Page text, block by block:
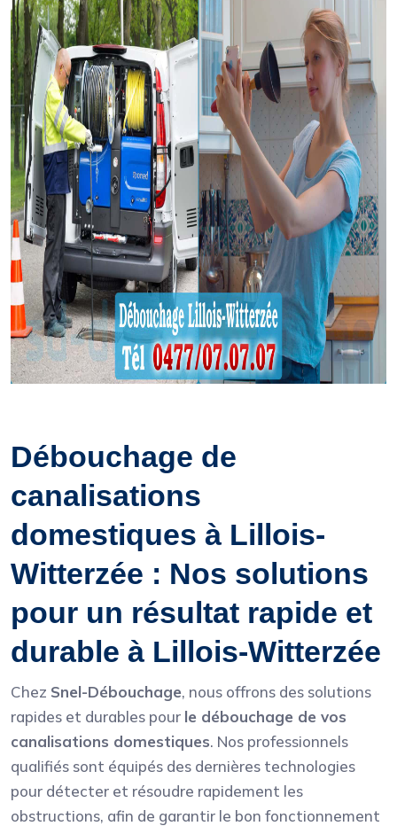
Débouchage de
canalisations
domestiques à Lillois-
Witterzée : Nos solutions
pour un résultat rapide et
durable à Lillois-Witterzée
Chez Snel-Débouchage, nous offrons des solutions
rapides et durables pour le débouchage de vos
canalisations domestiques. Nos professionnels
qualifiés sont équipés des dernières technologies
pour détecter et résoudre rapidement les
obstructions, afin de garantir le bon fonctionnement